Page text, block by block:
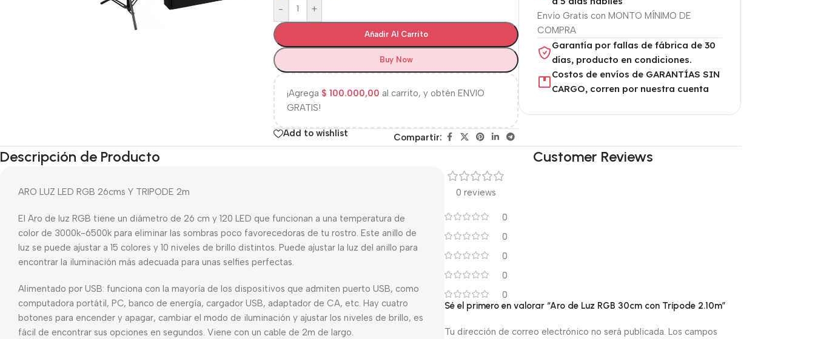
- +
Añadir Al Carrito
Buy Now
¡Agrega $ 100.000,00 al carrito, y obtén ENVIO
GRATIS!
Add to wishlist Compartir:
Envío Gratis con MONTO MÍNIMO DE
COMPRA
Garantía por fallas de fábrica de 30
días, producto en condiciones.
Costos de envíos de GARANTÍAS SIN
CARGO, corren por nuestra cuenta
Descripción de Producto
ARO LUZ LED RGB 26cms Y TRIPODE 2m
El Aro de luz RGB tiene un diámetro de 26 cm y 120 LED que funcionan a una temperatura de
color de 3000k-6500k para eliminar las sombras poco favorecedoras de tu rostro. Este anillo de
luz se puede ajustar a 15 colores y 10 niveles de brillo distintos. Puede ajustar la luz del anillo para
encontrar la iluminación más adecuada para unas selfies perfectas.
Alimentado por USB: funciona con la mayoría de los dispositivos que admiten puerto USB, como
computadora portátil, PC, banco de energía, cargador USB, adaptador de CA, etc. Hay cuatro
botones para encender y apagar, cambiar el modo de iluminación y ajustar los niveles de brillo, es
fácil de encontrar sus opciones en segundos. Viene con un cable de 2m de largo.
Customer Reviews
0 reviews
0
0
0
0
0
Sé el primero en valorar “Aro de Luz RGB 30cm con Trípode 2.10m”
Tu dirección de correo electrónico no será publicada. Los campos